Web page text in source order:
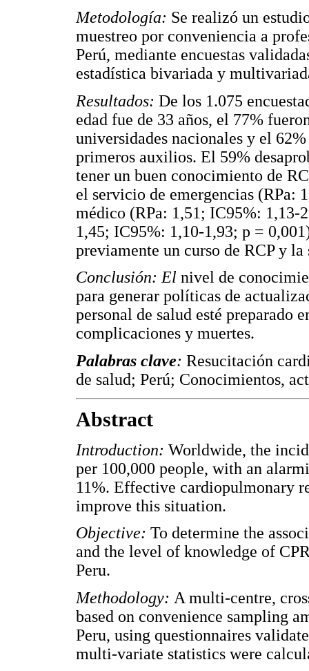
Metodología: Se realizó un
muestreo por conveniencia a
Perú, mediante encuestas
estadística bivariada y
Resultados: De los 1.075
edad fue de 33 años, el 77%
universidades nacionales y el
primeros auxilios. El 59%
tener un buen conocimiento de
el servicio de emergencias (RPa:
médico (RPa: 1,51; IC95%: 1,13-
1,45; IC95%: 1,10-1,93; p =
previamente un curso de RCP y la
Conclusión: El nivel de
para generar políticas de
personal de salud esté preparado
complicaciones y muertes.
Palabras clave: Resucitación
de salud; Perú; Conocimientos,
Abstract
Introduction: Worldwide, the
per 100,000 people, with an
11%. Effective cardiopulmonary
improve this situation.
Objective: To determine the
and the level of knowledge of
Peru.
Methodology: A multi-centre,
based on convenience sampling
Peru, using questionnaires
multi-variate statistics were